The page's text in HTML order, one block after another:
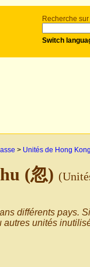
Recherche
Switch
> Unités de Hong Kong
(忽)
différents pays.
autres unités